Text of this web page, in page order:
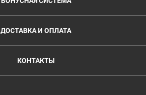
ДОСТАВКА И ОПЛАТА
КОНТАКТЫ